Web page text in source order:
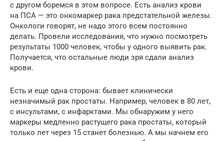
с другом боремся в этом вопросе. Есть анализ крови
на ПСА — это онкомаркер рака предстательной железы.
Онкологи говорят, не надо этого всем постоянно
делать. Провели исследования, что нужно посмотреть
результаты 1000 человек, чтобы у одного выявить рак.
Получается, что остальные люди зря сдали анализ
крови.
Есть и еще одна сторона: бывает клинически
незначимый рак простаты. Например, человек в 80 лет,
с инсультами, с инфарктами. Мы обнаружим у него
маркеры медленно растущего рака простаты, который
только лет через 15 станет болезнью. А мы начнем его